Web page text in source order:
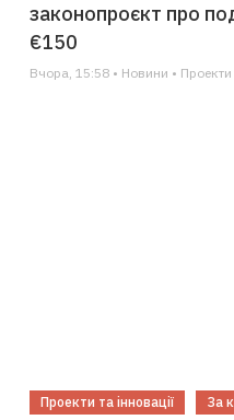
законопроєкт про
€150
Вчора, 15:58 • Новини • Проекти
Проекти та інновації За